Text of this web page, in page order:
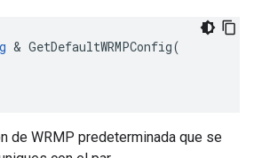
& GetDefaultWRMPConfig(
de WRMP predeterminada que se